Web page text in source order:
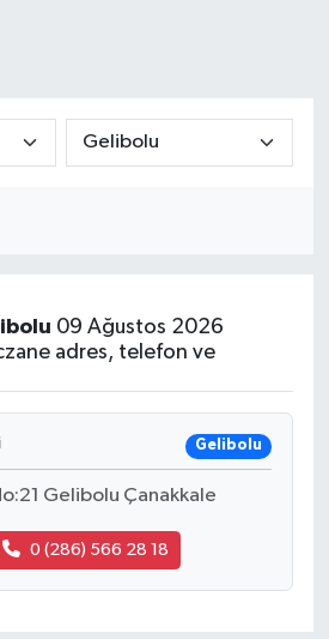
09 Ağustos 2026
adres, telefon ve
Gelibolu
Gelibolu Çanakkale
0 (286) 566 28 18